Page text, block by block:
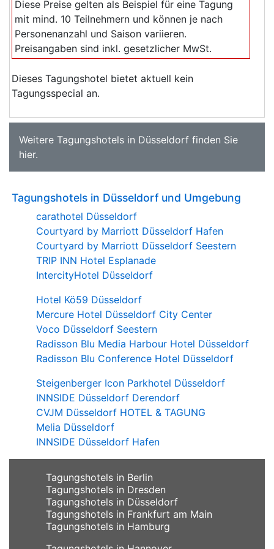
Diese Preise gelten als Beispiel für eine Tagung
mit mind. 10 Teilnehmern und können je nach
Personenanzahl und Saison variieren.
Preisangaben sind inkl. gesetzlicher MwSt.
Dieses Tagungshotel bietet aktuell kein
Tagungsspecial an.
Weitere Tagungshotels in Düsseldorf finden Sie
hier.
Tagungshotels in Düsseldorf und Umgebung
carathotel Düsseldorf
Courtyard by Marriott Düsseldorf Hafen
Courtyard by Marriott Düsseldorf Seestern
TRIP INN Hotel Esplanade
IntercityHotel Düsseldorf
Hotel Kö59 Düsseldorf
Mercure Hotel Düsseldorf City Center
Voco Düsseldorf Seestern
Radisson Blu Media Harbour Hotel Düsseldorf
Radisson Blu Conference Hotel Düsseldorf
Steigenberger Icon Parkhotel Düsseldorf
INNSIDE Düsseldorf Derendorf
CVJM Düsseldorf HOTEL & TAGUNG
Melia Düsseldorf
INNSIDE Düsseldorf Hafen
Tagungshotels in Berlin
Tagungshotels in Dresden
Tagungshotels in Düsseldorf
Tagungshotels in Frankfurt am Main
Tagungshotels in Hamburg